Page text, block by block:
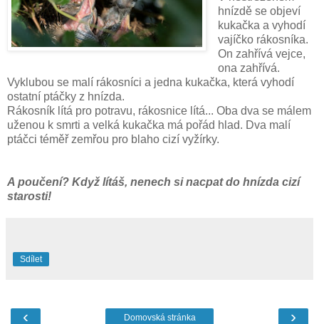
hnízdě se objeví
kukačka a vyhodí
vajíčko rákosníka.
On zahřívá vejce,
ona zahřívá.
Vyklubou se malí rákosníci a jedna kukačka, která vyhodí
ostatní ptáčky z hnízda.
Rákosník lítá pro potravu, rákosnice lítá... Oba dva se málem
uženou k smrti a velká kukačka má pořád hlad. Dva malí
ptáčci téměř zemřou pro blaho cizí vyžírky.
A poučení? Když lítáš, nenech si nacpat do hnízda cizí
starosti!
Sdílet
‹ ›
Domovská stránka